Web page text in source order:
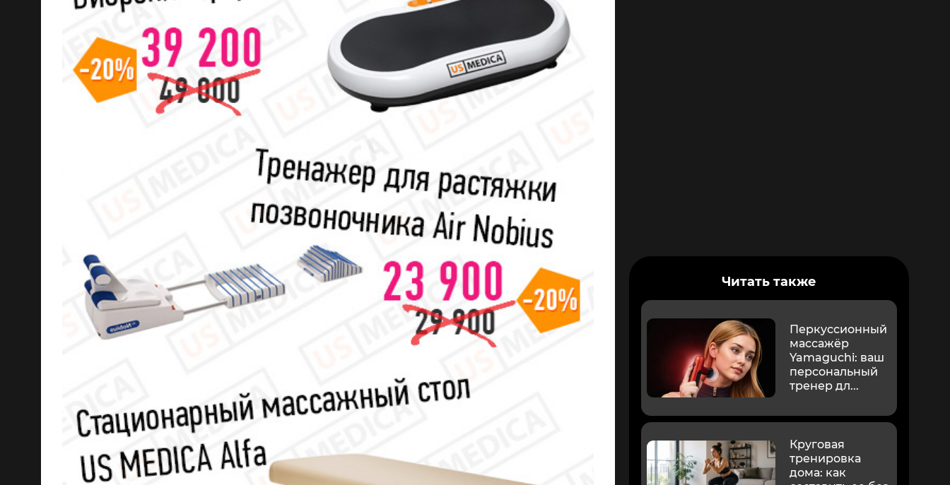
Читать также
Перкуссионный
массажёр
Yamaguchi: ваш
персональный
тренер дл...
Круговая
тренировка
дома: как